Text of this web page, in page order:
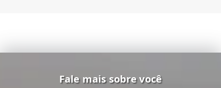
Fale mais sobre você